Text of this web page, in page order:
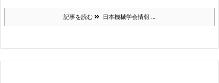
記事を読む 日本機械学会情報 ...